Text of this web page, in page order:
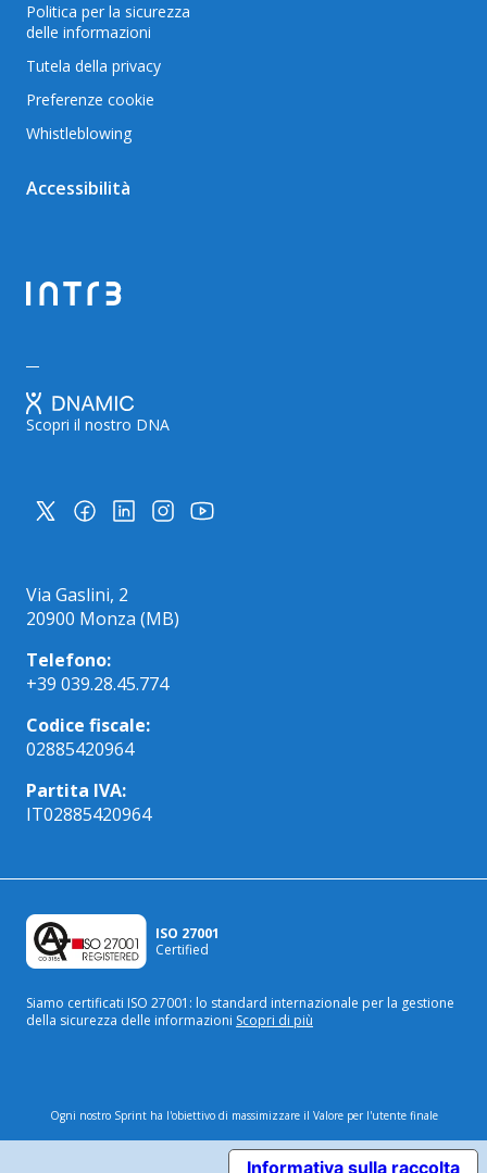
Politica per la sicurezza
delle informazioni
Tutela della privacy
Preferenze cookie
Whistleblowing
Accessibilità
Scopri il nostro DNA
Via Gaslini, 2
20900 Monza (MB)
Telefono:
+39 039.28.45.774
Codice fiscale:
02885420964
Partita IVA:
IT02885420964
ISO 27001
Certified
Siamo certificati ISO 27001: lo standard internazionale per la gestione
della sicurezza delle informazioni Scopri di più
Ogni nostro Sprint ha l'obiettivo di massimizzare il Valore per l'utente finale
Informativa sulla raccolta